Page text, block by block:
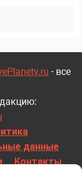
- все
данные
Контакты